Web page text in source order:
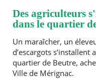
Des agriculteurs
dans le quartier
Un maraîcher, un
d’escargots
quartier de Beutre,
Ville de Mérignac.